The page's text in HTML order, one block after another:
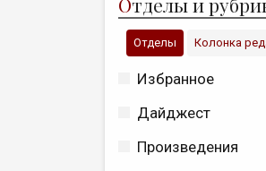
Отделы Колонка
Избранное
Дайджест
Произведения